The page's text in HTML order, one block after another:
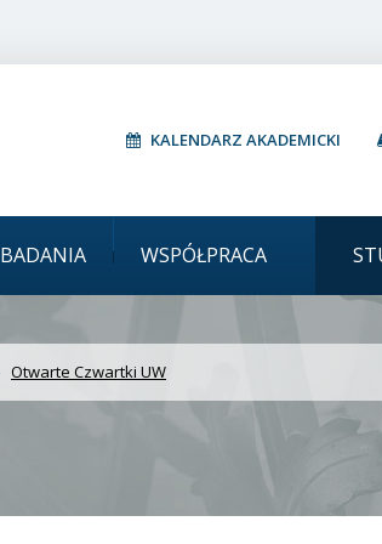
KALENDARZ AKADEMICKI
BADANIA WSPÓŁPRACA
Uniwersytet
Otwarte Czwartki UW